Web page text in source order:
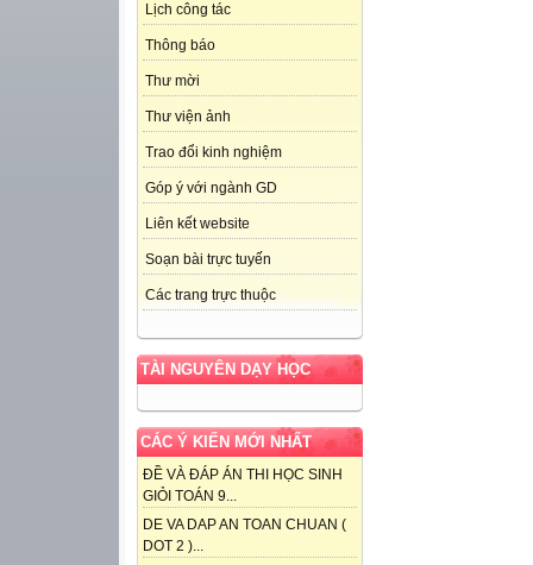
Lịch công tác
Thông báo
Thư mời
Thư viện ảnh
Trao đổi kinh nghiệm
Góp ý với ngành GD
Liên kết website
Soạn bài trực tuyến
Các trang trực thuộc
TÀI NGUYÊN DẠY HỌC
CÁC Ý KIẾN MỚI NHẤT
ĐỀ VÀ ĐÁP ÁN THI HỌC SINH
GIỎI TOÁN 9...
DE VA DAP AN TOAN CHUAN (
DOT 2 )...